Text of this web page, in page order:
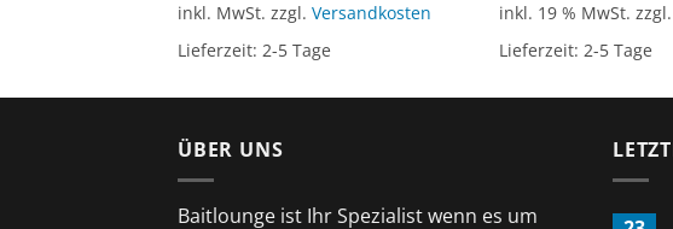
inkl. MwSt. zzgl. Versandkosten
Lieferzeit: 2-5 Tage
inkl. 19 % MwSt.
Lieferzeit:2-5 Tage
ÜBER UNS
Baitlounge ist Ihr Spezialist wenn es um